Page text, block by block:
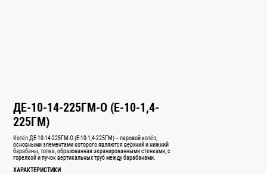
ДЕ-10-14-225ГМ-О (Е-10-1,4-
225ГМ)
Котёл ДЕ-10-14-225ГМ-О (Е-10-1,4-225ГМ) – паровой котёл,
основными элементами которого являются верхний и нижний
барабаны, топка, образованная экранированными стенками, с
горелкой и пучок вертикальных труб между барабанами.
ХАРАКТЕРИСТИКИ